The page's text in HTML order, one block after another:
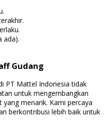
ada).
Gudang
PT Mattel Indonesia tidak
untuk mengembangkan
menarik. Kami percaya
berkontribusi lebih baik untuk